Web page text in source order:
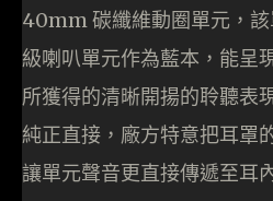
40mm 碳纖維動圈單元，
級喇叭單元作為藍本，能呈
所獲得的清晰開揚的聆聽表
純正直接，廠方特意把耳罩
讓單元聲音更直接傳遞至耳